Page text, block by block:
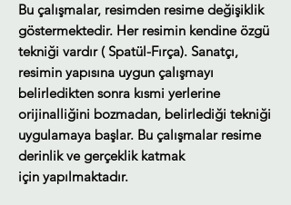
Bu çalışmalar, resimden resime değişiklik
göstermektedir. Her resimin kendine özgü
tekniği vardır ( Spatül-Fırça). Sanatçı,
resimin yapısına uygun çalışmayı
belirledikten sonra kısmi yerlerine
orijinalliğini bozmadan, belirlediği tekniği
uygulamaya başlar. Bu çalışmalar resime
derinlik ve gerçeklik katmak
için yapılmaktadır.